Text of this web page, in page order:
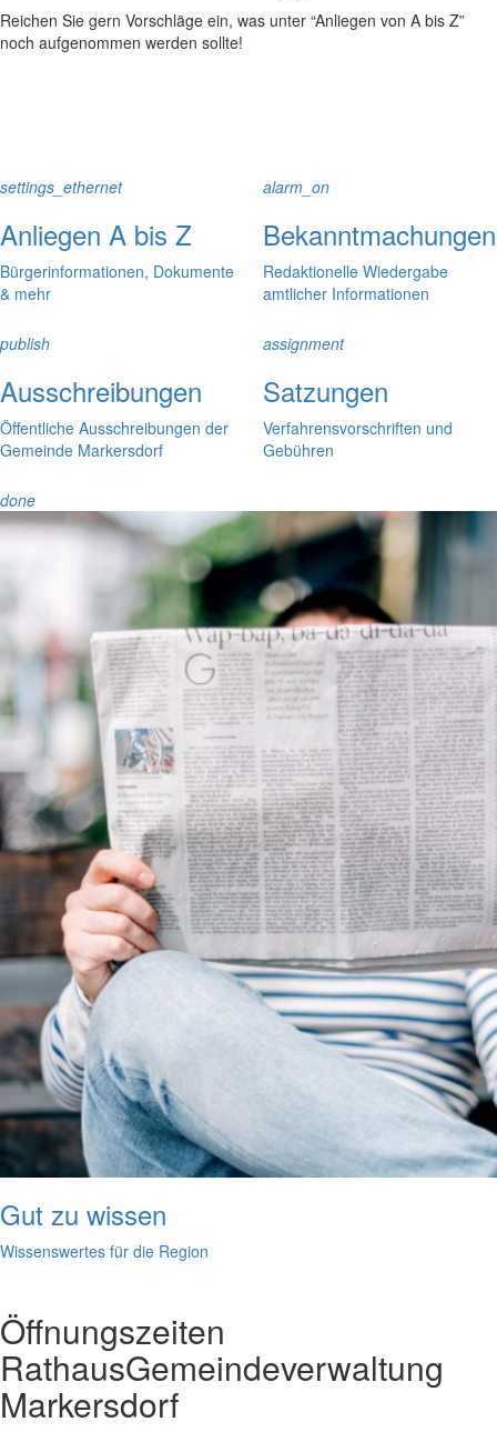
Reichen Sie gern Vorschläge ein, was unter “Anliegen von A bis Z”
noch aufgenommen werden sollte!
settings_ethernet
Anliegen A bis Z
Bürgerinformationen, Dokumente
& mehr
alarm_on
Bekanntmachungen
Redaktionelle Wiedergabe
amtlicher Informationen
publish
Ausschreibungen
Öffentliche Ausschreibungen der
Gemeinde Markersdorf
assignment
Satzungen
Verfahrensvorschriften und
Gebühren
done
Gut zu wissen
Wissenswertes für die Region
Öffnungszeiten
RathausGemeindeverwaltung
Markersdorf